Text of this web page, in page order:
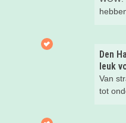
boek
Den
leuk
Van
tot